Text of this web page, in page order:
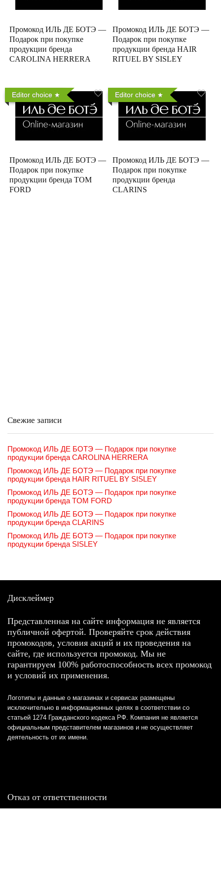
Промокод ИЛЬ ДЕ БОТЭ —
Подарок при покупке
продукции бренда
CAROLINA HERRERA
Промокод ИЛЬ ДЕ БОТЭ —
Подарок при покупке
продукции бренда HAIR
RITUEL BY SISLEY
Editor choice
Промокод ИЛЬ ДЕ БОТЭ —
Подарок при покупке
продукции бренда TOM
FORD
Editor choice
Промокод ИЛЬ ДЕ БОТЭ —
Подарок при покупке
продукции бренда
CLARINS
Свежие записи
Промокод ИЛЬ ДЕ БОТЭ — Подарок при покупке
продукции бренда CAROLINA HERRERA
Промокод ИЛЬ ДЕ БОТЭ — Подарок при покупке
продукции бренда HAIR RITUEL BY SISLEY
Промокод ИЛЬ ДЕ БОТЭ — Подарок при покупке
продукции бренда TOM FORD
Промокод ИЛЬ ДЕ БОТЭ — Подарок при покупке
продукции бренда CLARINS
Промокод ИЛЬ ДЕ БОТЭ — Подарок при покупке
продукции бренда SISLEY
Дисклеймер
Представленная на сайте информация не является
публичной офертой. Проверяйте срок действия
промокодов, условия акций и их проведения на
сайте, где используется промокод. Мы не
гарантируем 100% работоспособность всех промокод
и условий их применения.
Логотипы и данные о магазинах и сервисах размещены
исключительно в информационных целях в соответствии со
статьей 1274 Гражданского кодекса РФ. Компания не является
официальным представителем магазинов и не осуществляет
деятельность от их имени.
Отказ от ответственности